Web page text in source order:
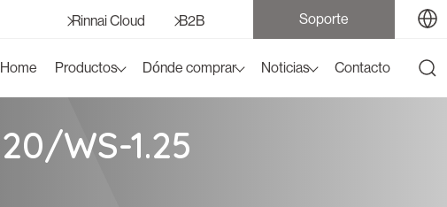
Rinnai Cloud B2B Soporte
Home Productos Dónde comprar Noticias Contacto
WS-1.25